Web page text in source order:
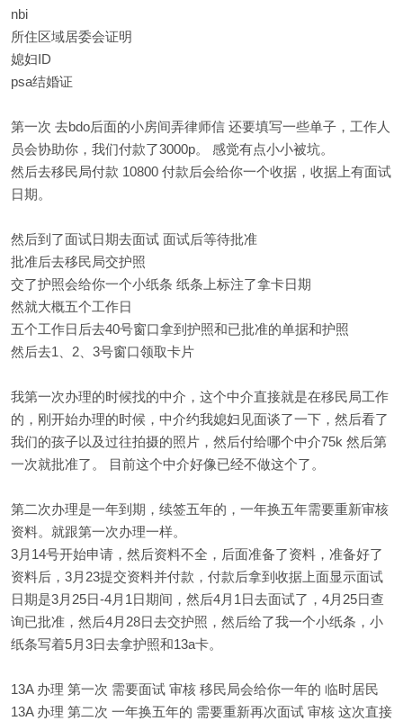
nbi
所住区域居委会证明
媳妇ID
psa结婚证
第一次 去bdo后面的小房间弄律师信 还要填写一些单子，工作人
员会协助你，我们付款了3000p。 感觉有点小小被坑。
然后去移民局付款 10800 付款后会给你一个收据，收据上有面试
日期。
然后到了面试日期去面试 面试后等待批准
批准后去移民局交护照
交了护照会给你一个小纸条 纸条上标注了拿卡日期
然就大概五个工作日
五个工作日后去40号窗口拿到护照和已批准的单据和护照
然后去1、2、3号窗口领取卡片
我第一次办理的时候找的中介，这个中介直接就是在移民局工作
的，刚开始办理的时候，中介约我媳妇见面谈了一下，然后看了
我们的孩子以及过往拍摄的照片，然后付给哪个中介75k 然后第
一次就批准了。 目前这个中介好像已经不做这个了。
第二次办理是一年到期，续签五年的，一年换五年需要重新审核
资料。就跟第一次办理一样。
3月14号开始申请，然后资料不全，后面准备了资料，准备好了
资料后，3月23提交资料并付款，付款后拿到收据上面显示面试
日期是3月25日-4月1日期间，然后4月1日去面试了，4月25日查
询已批准，然后4月28日去交护照，然后给了我一个小纸条，小
纸条写着5月3日去拿护照和13a卡。
13A 办理 第一次 需要面试 审核 移民局会给你一年的 临时居民
13A 办理 第二次 一年换五年的 需要重新再次面试 审核 这次直接